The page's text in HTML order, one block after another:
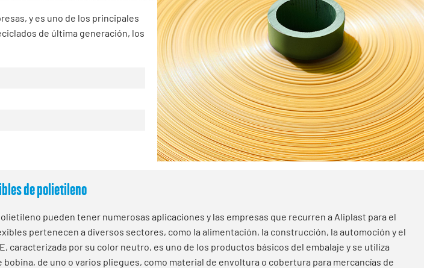
y es uno de los principales
de última generación, los
de polietileno
pueden tener numerosas aplicaciones y las empresas que recurren a Aliplast para el
pertenecen a diversos sectores, como la alimentación, la construcción, la automoción y el
caracterizada por su color neutro, es uno de los productos básicos del embalaje y se utiliza
de uno o varios pliegues, como material de envoltura o cobertura para mercancías de